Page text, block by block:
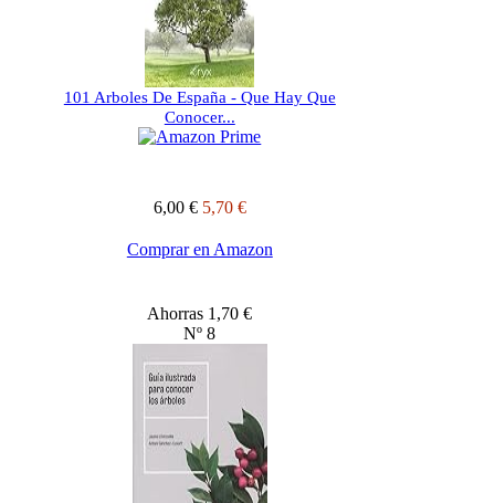
101 Arboles De España - Que Hay Que
Conocer...
6,00 € 5,70 €
Comprar en Amazon
Ahorras 1,70 €
Nº 8